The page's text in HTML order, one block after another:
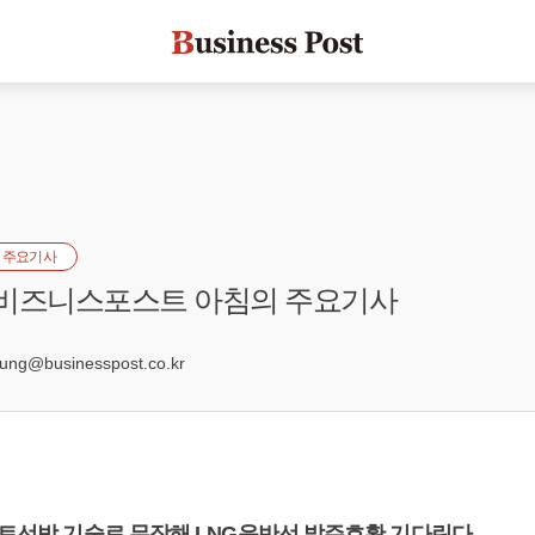
요기사
즈니스포스트 아침의 주요기사